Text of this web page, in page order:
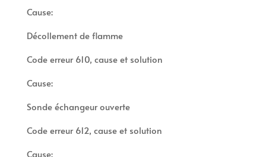
Cause:
Décollement de flamme
Code erreur 610, cause et solution
Cause:
Sonde échangeur ouverte
Code erreur 612, cause et solution
Cause: